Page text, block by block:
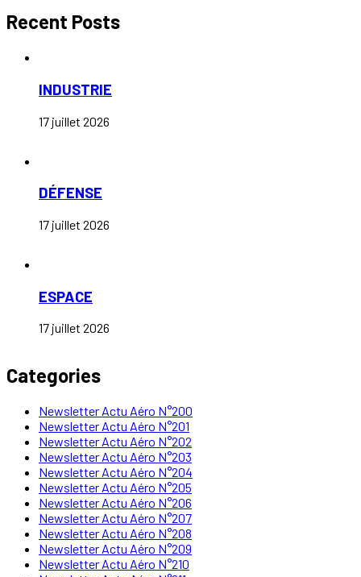
Recent Posts
INDUSTRIE
17 juillet 2026
DÉFENSE
17 juillet 2026
ESPACE
17 juillet 2026
Categories
Newsletter Actu Aéro N°200
Newsletter Actu Aéro N°201
Newsletter Actu Aéro N°202
Newsletter Actu Aéro N°203
Newsletter Actu Aéro N°204
Newsletter Actu Aéro N°205
Newsletter Actu Aéro N°206
Newsletter Actu Aéro N°207
Newsletter Actu Aéro N°208
Newsletter Actu Aéro N°209
Newsletter Actu Aéro N°210